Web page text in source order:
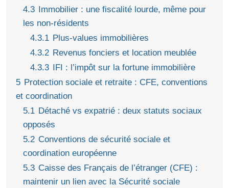
4.3 Immobilier : une fiscalité lourde, même pour
les non-résidents
4.3.1 Plus-values immobilières
4.3.2 Revenus fonciers et location meublée
4.3.3 IFI : l’impôt sur la fortune immobilière
5 Protection sociale et retraite : CFE, conventions
et coordination
5.1 Détaché vs expatrié : deux statuts sociaux
opposés
5.2 Conventions de sécurité sociale et
coordination européenne
5.3 Caisse des Français de l’étranger (CFE) :
maintenir un lien avec la Sécurité sociale